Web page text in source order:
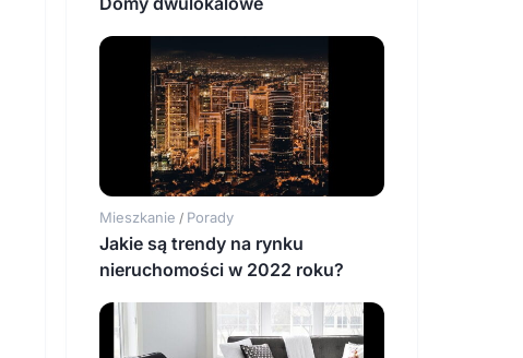
Mieszkanie / Porady
Jakie są trendy na rynku
nieruchomości w 2022 roku?